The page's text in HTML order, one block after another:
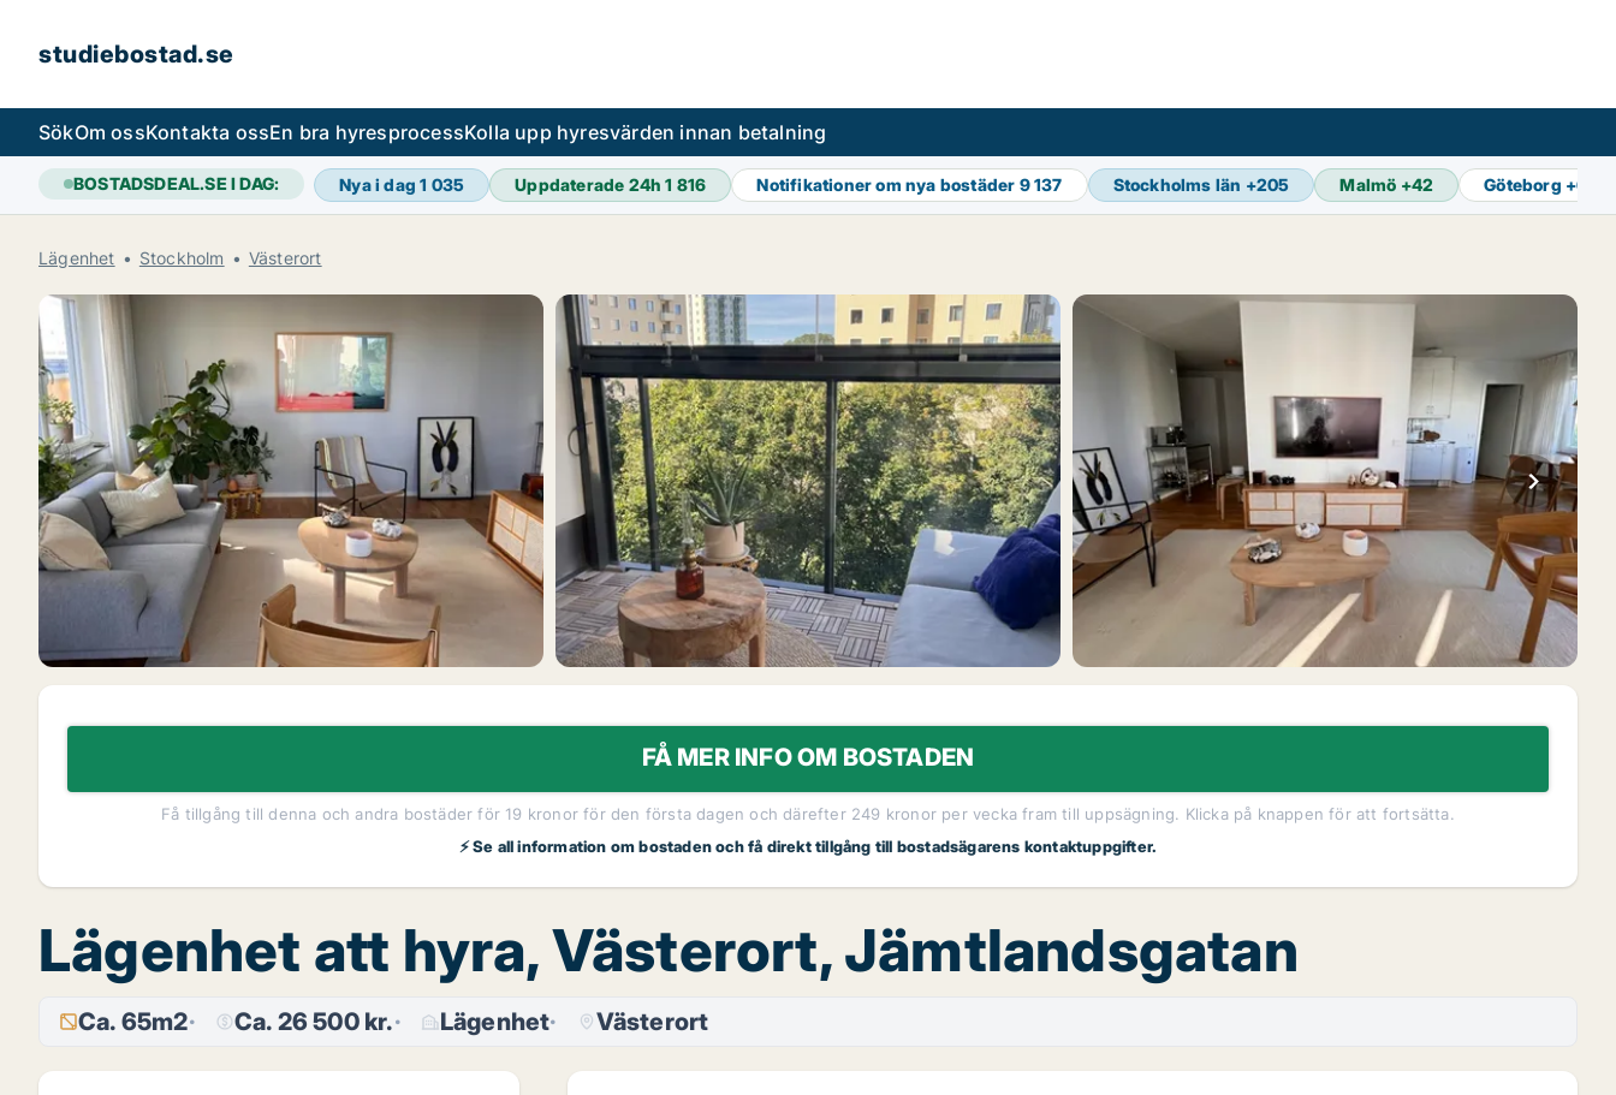
studiebostad.se
SökOm ossKontakta ossEn bra hyresprocessKolla upp hyresvärden innan betalning
BOSTADSDEAL.SE I DAG: Nya i dag1 035 Uppdaterade 24h1 816 Notifikationer om nya bostäder 9 137 Stockholms län +205 Malmö +42 Göteborg +65
Lägenhet Stockholm Västerort
FÅ MER INFO OM BOSTADEN
Få tillgång till denna och andra bostäder för 19 kronor för den första dagen och därefter 249 kronor per vecka fram till uppsägning. Klicka på knappen för att fortsätta.
⚡ Se all information om bostaden och få direkt tillgång till bostadsägarens kontaktuppgifter.
Lägenhet att hyra, Västerort, Jämtlandsgatan
Ca. 65m2 Ca. 26 500 kr. Lägenhet Västerort